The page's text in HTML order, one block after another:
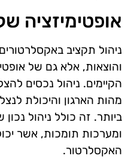
אופטימיזציה
ניהול תקציב
והוצאות, אלא גם של
הקיימים. ניהול נכסים
מהות הארגון והיכולת
ביותר. זה כולל ניהול
ומערכות תומכות, אשר
האקסלרטור.